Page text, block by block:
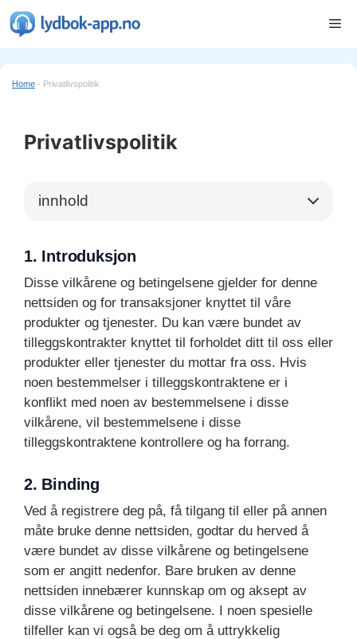
Hopp
Home - Privatlivspolitik
Privatlivspolitik
innhold
1. Introduksjon
Disse vilkårene og betingelsene gjelder for denne
nettsiden og for transaksjoner knyttet til våre
produkter og tjenester. Du kan være bundet av
tilleggskontrakter knyttet til forholdet ditt til oss eller
produkter eller tjenester du mottar fra oss. Hvis
noen bestemmelser i tilleggskontraktene er i
konflikt med noen av bestemmelsene i disse
vilkårene, vil bestemmelsene i disse
tilleggskontraktene kontrollere og ha forrang.
2. Binding
Ved å registrere deg på, få tilgang til eller på annen
måte bruke denne nettsiden, godtar du herved å
være bundet av disse vilkårene og betingelsene
som er angitt nedenfor. Bare bruken av denne
nettsiden innebærer kunnskap om og aksept av
disse vilkårene og betingelsene. I noen spesielle
tilfeller kan vi også be deg om å uttrykkelig